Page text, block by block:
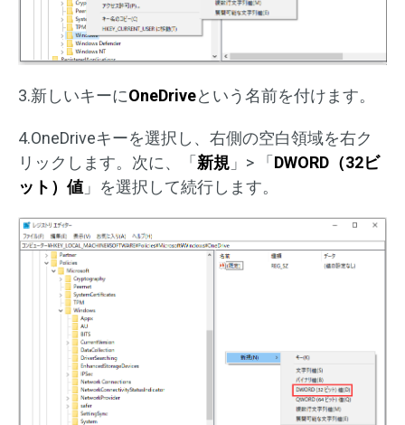
3.新しいキーにOneDriveという名前を付けます。
4.OneDriveキーを選択し、右側の空白領域を右ク
リックします。次に、「 新規 」> 「 DWORD（32ビ
ット）値 」を選択して続行します。